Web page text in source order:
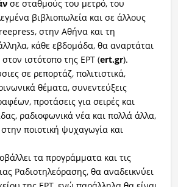
σε σταθμούς του μετρό, του
βιβλιοπωλεία και σε άλλους
στην Αθήνα και τη
κάθε εβδομάδα, θα αναρτάται
ιστότοπο της ΕΡΤ (ert.gr).
σε ρεπορτάζ, πολιτιστικά,
θέματα, συνεντεύξεις
προτάσεις για σειρές και
ραδιοφωνικά νέα και πολλά άλλα,
ποιοτική ψυχαγωγία και
τα προγράμματα και τις
Ραδιοτηλεόρασης, θα αναδεικνύει